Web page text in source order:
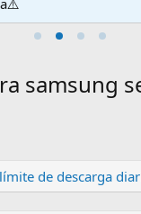
samsung
de descarga